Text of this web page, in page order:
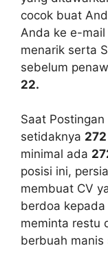
cocok buat
Anda ke e-
menarik serta
sebelum
22.
Saat
setidaknya 272
minimal ada
posisi ini,
membuat CV
berdoa kepada
meminta restu
berbuah manis